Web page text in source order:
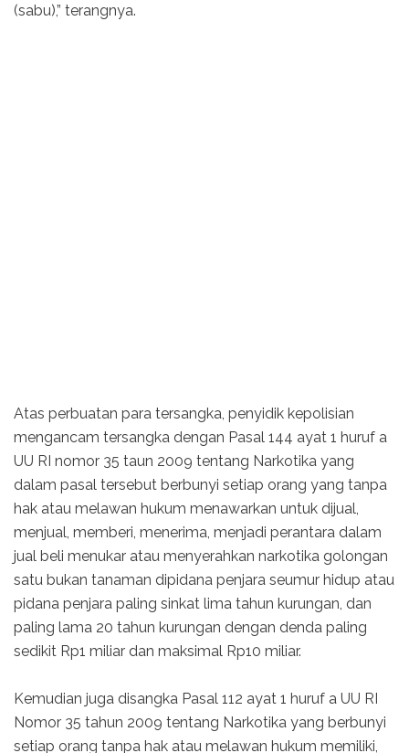
(sabu),” terangnya.
Atas perbuatan para tersangka, penyidik kepolisian
mengancam tersangka dengan Pasal 144 ayat 1 huruf a
UU RI nomor 35 taun 2009 tentang Narkotika yang
dalam pasal tersebut berbunyi setiap orang yang tanpa
hak atau melawan hukum menawarkan untuk dijual,
menjual, memberi, menerima, menjadi perantara dalam
jual beli menukar atau menyerahkan narkotika golongan
satu bukan tanaman dipidana penjara seumur hidup atau
pidana penjara paling sinkat lima tahun kurungan, dan
paling lama 20 tahun kurungan dengan denda paling
sedikit Rp1 miliar dan maksimal Rp10 miliar.
Kemudian juga disangka Pasal 112 ayat 1 huruf a UU RI
Nomor 35 tahun 2009 tentang Narkotika yang berbunyi
setiap orang tanpa hak atau melawan hukum memiliki,